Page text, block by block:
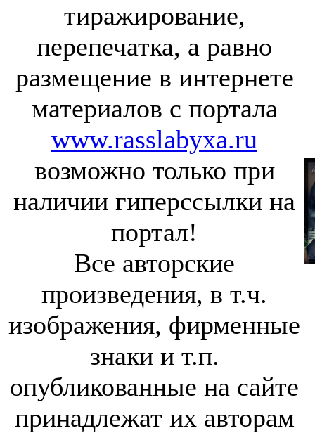
тиражирование,
перепечатка, а равно
размещение в интернете
материалов с портала
www.rasslabyxa.ru
возможно только при
наличии гиперссылки на
портал!
Все авторские
произведения, в т.ч.
изображения, фирменные
знаки и т.п.
опубликованные на сайте
принадлежат их авторам